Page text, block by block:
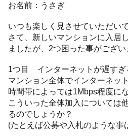
お名前：うさぎ
いつも楽しく見させていただい
さて、新しいマンションに入居
ましたが、2つ困った事がござい
1つ目 インターネットが遅すぎ
マンション全体でインターネッ
時間帯によっては1Mbps程度に
こういった全体加入については
るのでしょうか？
(たとえば公募や入札のような事